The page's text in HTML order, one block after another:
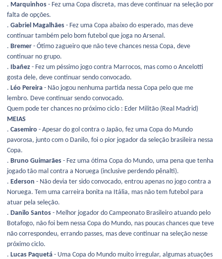
. Marquinhos - Fez uma Copa discreta, mas deve continuar na seleção por
falta de opções.
. Gabriel Magalhães - Fez uma Copa abaixo do esperado, mas deve
continuar também pelo bom futebol que joga no Arsenal.
. Bremer - Ótimo zagueiro que não teve chances nessa Copa, deve
continuar no grupo.
.
Ibañez - Fez um péssimo jogo contra Marrocos, mas como o Ancelotti
gosta dele, deve continuar sendo convocado.
. Léo Pereira - Não jogou nenhuma partida nessa Copa pelo que me
lembro. Deve continuar sendo convocado.
Quem pode ter chances no próximo ciclo : Eder Militão (Real Madrid)
MEIAS
. Casemiro - Apesar do gol contra o Japão, fez uma Copa do Mundo
pavorosa, junto com o Danilo, foi o pior jogador da seleção brasileira nessa
Copa.
. Bruno Guimarães - Fez uma ótima Copa do Mundo, uma pena que tenha
jogado tão mal contra a Noruega (inclusive perdendo pênalti).
. Ederson - Não devia ter sido convocado, entrou apenas no jogo contra a
Noruega. Tem uma carreira bonita na Itália, mas não tem futebol para
atuar pela seleção.
. Danilo Santos - Melhor jogador do Campeonato Brasileiro atuando pelo
Botafogo, não foi bem nessa Copa do Mundo, nas poucas chances que teve
não correspondeu, errando passes, mas deve continuar na seleção nesse
próximo ciclo.
. Lucas Paquetá - Uma Copa do Mundo muito irregular, algumas atuações